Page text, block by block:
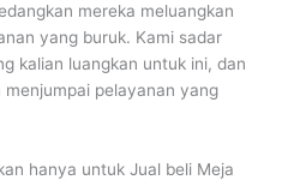
mereka meluangkan
yang buruk. Kami sadar
kalian luangkan untuk ini, dan
pelayanan yang
hanya untuk Jual beli Meja